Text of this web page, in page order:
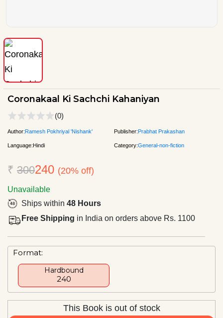
Coronakaal Ki Sachchi Kahaniyan
(0)
Author:Ramesh Pokhriyal 'Nishank' Publisher:Prabhat Prakashan
Language:Hindi Category:General-non-fiction
₹ 300240 (20% off)
Unavailable
Ships within 48 Hours
Free Shipping in India on orders above Rs. 1100
Format:
Hardbound
₹240
This Book is out of stock